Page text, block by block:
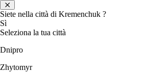
Siete nella città di Kremenchuk ?
Sì
Seleziona la tua città
Dnipro
Zhytomyr